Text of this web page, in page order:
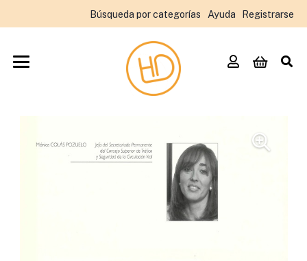
Búsqueda por categorías Ayuda Registrarse